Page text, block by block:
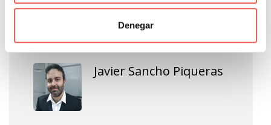
Denegar
About Author
Javier Sancho Piqueras